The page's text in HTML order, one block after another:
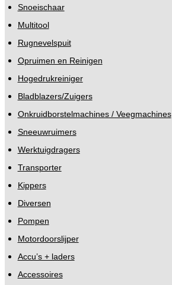
Snoeischaar
Multitool
Rugnevelspuit
Opruimen en Reinigen
Hogedrukreiniger
Bladblazers/Zuigers
Onkruidborstelmachines / Veegmachines
Sneeuwruimers
Werktuigdragers
Transporter
Kippers
Diversen
Pompen
Motordoorslijper
Accu’s + laders
Accessoires